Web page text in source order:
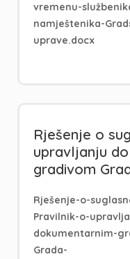
vremenu-
namještenika-
uprave.docx
Rješenje o
upravljanju
gradivom
Rješenje-o-
Pravilnik-o-
dokumentarnim-
Grada-